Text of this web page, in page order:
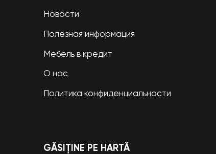
Новости
Полезная информация
Мебель в кредит
О нас
Политика конфиденциальности
GĂSIȚINE PE HARTĂ